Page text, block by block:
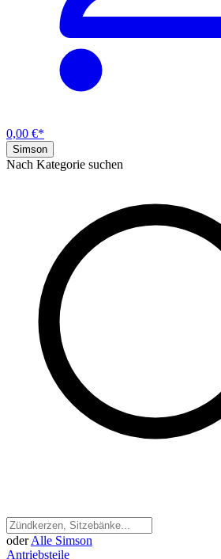
0,00 €*
Simson
Nach Kategorie suchen
oder Alle Simson
Antriebsteile